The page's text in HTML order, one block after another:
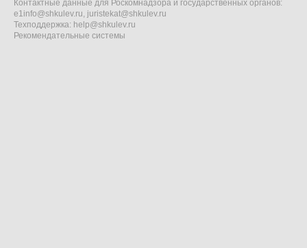
Контактные данные для Роскомнадзора и государственных органов:
e1info@shkulev.ru, juristekat@shkulev.ru
Техподдержка: help@shkulev.ru
Рекомендательные системы